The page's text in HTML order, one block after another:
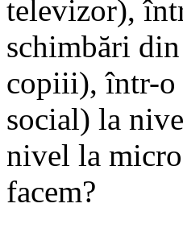
televizor),
schimbări
copiii), într-o
social) la
nivel la
facem?